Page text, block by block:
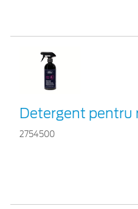
Detergent pentru
2754500